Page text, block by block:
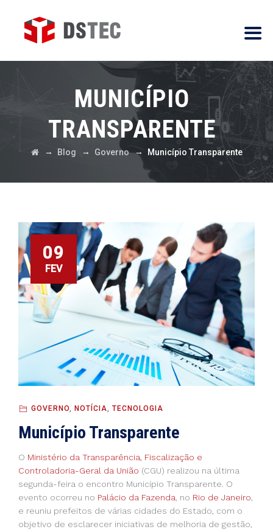
MUNICÍPIO
TRANSPARENTE
→ Blog → Governo→ Município Transparente
09
FEV
GOVERNO, NOTÍCIA, TECNOLOGIA
Município Transparente
O Ministério da Transparência, Fiscalização e
Controladoria-Geral da União (CGU) realizou na última
segunda-feira o encontro Município Transparente. O
evento ocorreu no Palácio da Fazenda, no Rio de Janeiro,
e reuniu prefeitos de várias cidades do Estado, com o
objetivo de esclarecer iniciativas de melhoria de gestão,